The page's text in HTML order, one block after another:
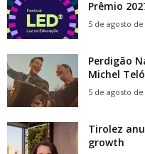
Prêmio
5 de agosto de
Perdigão
Michel
5 de agosto de
Tirolez
growth